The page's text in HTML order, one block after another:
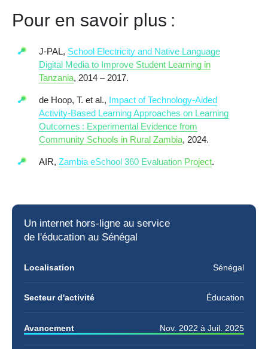
Pour en savoir plus :
J-PAL, School Electricity and Native Language
Digital Media to Improve Student Learning in
Tanzania, 2014 – 2017.
de Hoop, T. et al., Impact of Technology-Aided
Activity-Based Learning Approaches on Learning
Outcomes : Experimental Evidence from
Community Schools in Rural Zambia, 2024.
AIR, Zambia eSchool 360 Evaluation Project.
Un internet hors-ligne au service
de l'éducation au Sénégal
Localisation Sénégal
Secteur d'activité Éducation
Avancement Nov. 2022 à Juil. 2025